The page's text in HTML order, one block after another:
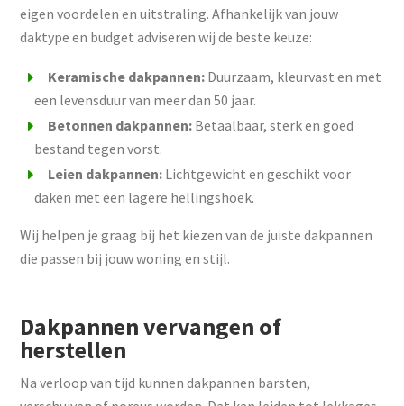
eigen voordelen en uitstraling. Afhankelijk van jouw
daktype en budget adviseren wij de beste keuze:
Keramische dakpannen: Duurzaam, kleurvast en met
een levensduur van meer dan 50 jaar.
Betonnen dakpannen: Betaalbaar, sterk en goed
bestand tegen vorst.
Leien dakpannen: Lichtgewicht en geschikt voor
daken met een lagere hellingshoek.
Wij helpen je graag bij het kiezen van de juiste dakpannen
die passen bij jouw woning en stijl.
Dakpannen vervangen of
herstellen
Na verloop van tijd kunnen dakpannen barsten,